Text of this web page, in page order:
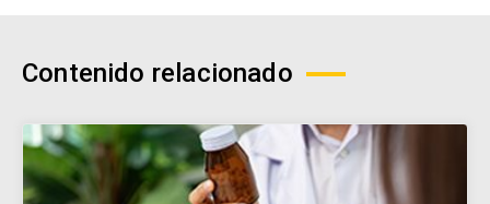
Contenido relacionado